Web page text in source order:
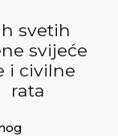
svetih
svijeće
i civilne
rata